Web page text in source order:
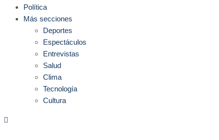
Política
Más secciones
Deportes
Espectáculos
Entrevistas
Salud
Clima
Tecnología
Cultura